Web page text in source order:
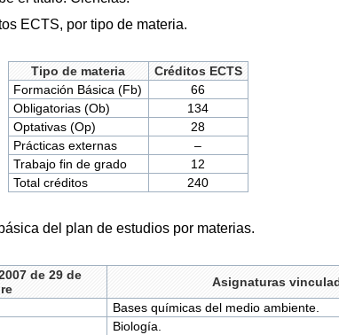
ECTS, por tipo de materia.
Tipo de materia
Créditos ECTS
Formación Básica (Fb)
66
Obligatorias (Ob)
134
Optativas (Op)
28
Prácticas externas
–
Trabajo fin de grado
12
Total créditos
240
del plan de estudios por materias.
de 29 de
Asignaturas
Bases químicas del medio ambiente.
Biología.